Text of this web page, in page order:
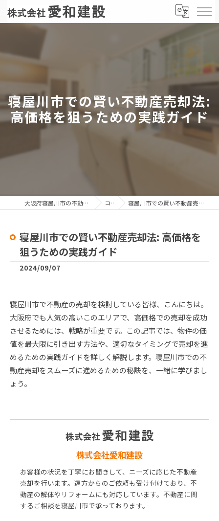
寝屋川市での賢い不動産売却法:
高価格を狙うための実践ガイド
大阪府寝屋川市の不動産売却なら株式会社愛和建設 コラム 寝屋川市での賢い不動産売却法: 高価格を狙うための実践ガイド
寝屋川市での賢い不動産売却法: 高価格を
狙うための実践ガイド
2024/09/07
寝屋川市で不動産の売却を検討している皆様、こんにちは。
大阪府でも人気の高いこのエリアで、高価格での売却を成功
させるためには、戦略が重要です。この記事では、物件の価
値を最大限に引き出す方法や、適切なタイミングで売却を進
めるための実践ガイドを詳しく解説します。寝屋川市での不
動産売却をスムーズに進めるための秘訣を、一緒に学びまし
ょう。
株式会社愛和建設
お客様の状況を丁寧にお聞きして、ニーズに応じた不動産
売却を行います。遠方からのご依頼も受け付けており、不
動産の解体やリフォームにも対応しています。不動産に関
するご相談を寝屋川市で承っております。